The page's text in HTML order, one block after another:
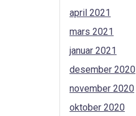
april 2021
mars 2021
januar 2021
desember 2020
november 2020
oktober 2020